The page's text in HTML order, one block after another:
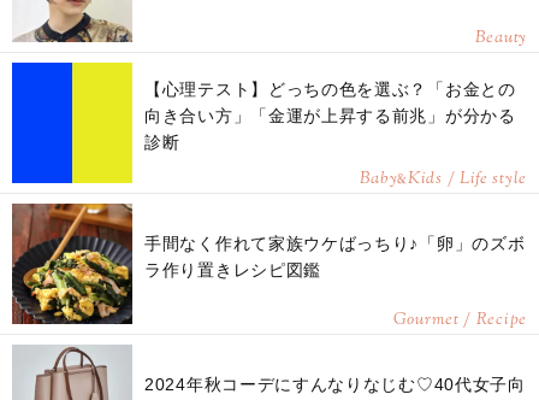
Beauty
【心理テスト】どっちの色を選ぶ？「お金との
向き合い方」「金運が上昇する前兆」が分かる
診断
Baby&Kids / Life style
手間なく作れて家族ウケばっちり♪「卵」のズボ
ラ作り置きレシピ図鑑
Gourmet / Recipe
2024年秋コーデにすんなりなじむ♡40代女子向